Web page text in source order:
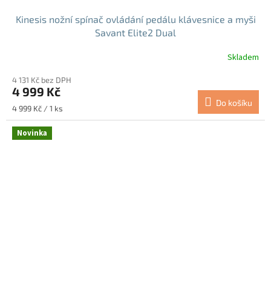
Kinesis nožní spínač ovládání pedálu klávesnice a myši
Savant Elite2 Dual
Skladem
4 131 Kč bez DPH
4 999 Kč
Měrná
cena:
4 999 Kč / 1 ks
Do košíku
Novinka